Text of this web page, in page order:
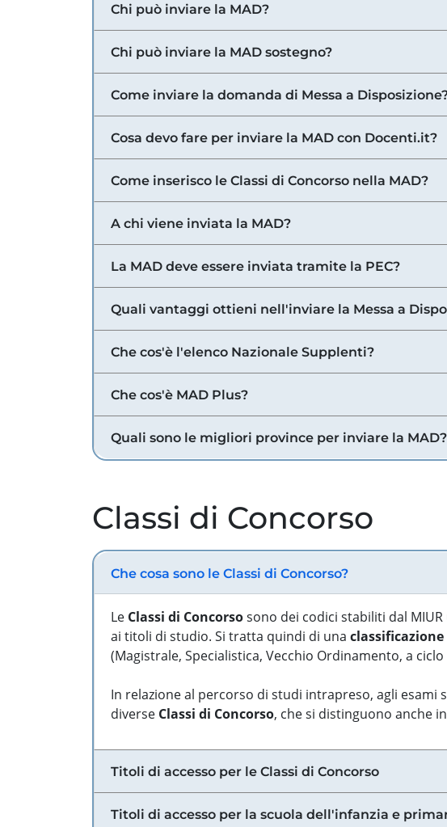
Chi può inviare la MAD?
Chi può inviare la MAD sostegno?
Come inviare la domanda di Messa a
Cosa devo fare per inviare la MAD con Docenti.it?
Come inserisco le Classi di Concorso nella MAD?
A chi viene inviata la MAD?
La MAD deve essere inviata tramite la PEC?
Quali vantaggi ottieni nell'inviare la Messa a
Che cos'è l'elenco Nazionale Supplenti?
Che cos'è MAD Plus?
Quali sono le migliori province per inviare la MAD?
Classi di Concorso
Che cosa sono le Classi di Concorso?
Le Classi di Concorsosono dei codici stabiliti dal
ai titoli di studio. Si tratta quindi di una
(Magistrale, Specialistica, Vecchio Ordinamento, a
In relazione al percorso di studi intrapreso, agli
diverse Classi di Concorso, che si distinguono anche
Titoli di accesso per le Classi di Concorso
Titoli di accesso per la scuola dell'infanzia e